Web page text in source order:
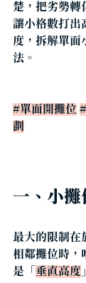
楚，把劣勢轉
讓小格數打出
度，拆解單面
法。
#單面開攤位
劃
一、小攤
最大的限制在
相鄰攤位時，
是「 垂直高度